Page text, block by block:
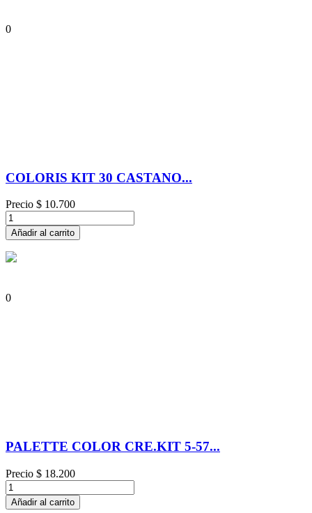
0
COLORIS KIT 30 CASTANO...
Precio $ 10.700
Añadir al carrito
0
PALETTE COLOR CRE.KIT 5-57...
Precio $ 18.200
Añadir al carrito